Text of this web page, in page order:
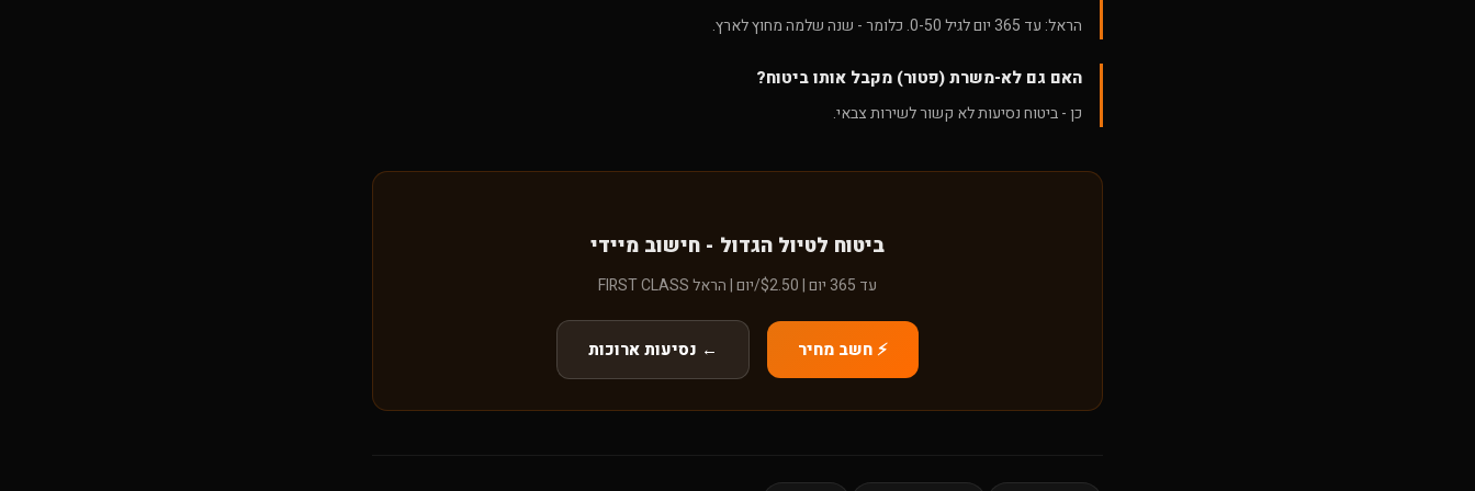
הראל: עד 365 יום לגיל 0-50. כלומר - שנה שלמה מחוץ לארץ.
האם גם לא-משרת (פטור) מקבל אותו ביטוח?
כן - ביטוח נסיעות לא קשור לשירות צבאי.
ביטוח לטיול הגדול - חישוב מיידי
עד 365 יום | $2.50/יום | הראל FIRST CLASS
⚡ חשב מחיר ← נסיעות ארוכות